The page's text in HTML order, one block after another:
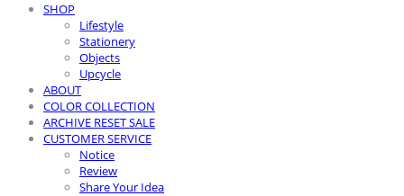
SHOP
Lifestyle
Stationery
Objects
Upcycle
ABOUT
COLOR COLLECTION
ARCHIVE RESET SALE
CUSTOMER SERVICE
Notice
Review
Share Your Idea